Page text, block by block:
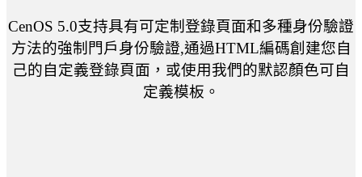
CenOS 5.0支持具有可定制登錄頁面和多種身份驗證
方法的強制門戶身份驗證,通過HTML編碼創建您自
己的自定義登錄頁面，或使用我們的默認顏色可自
定義模板。